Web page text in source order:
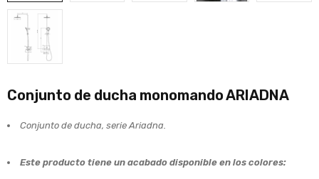
Conjunto de ducha monomando ARIADNA
Conjunto de ducha, serie Ariadna.
Este producto tiene un acabado disponible en los colores: